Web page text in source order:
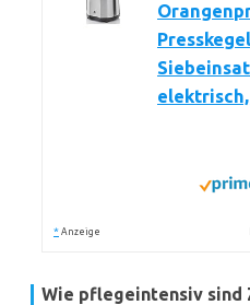
* Anzeige
Wie pflegeintensiv sind